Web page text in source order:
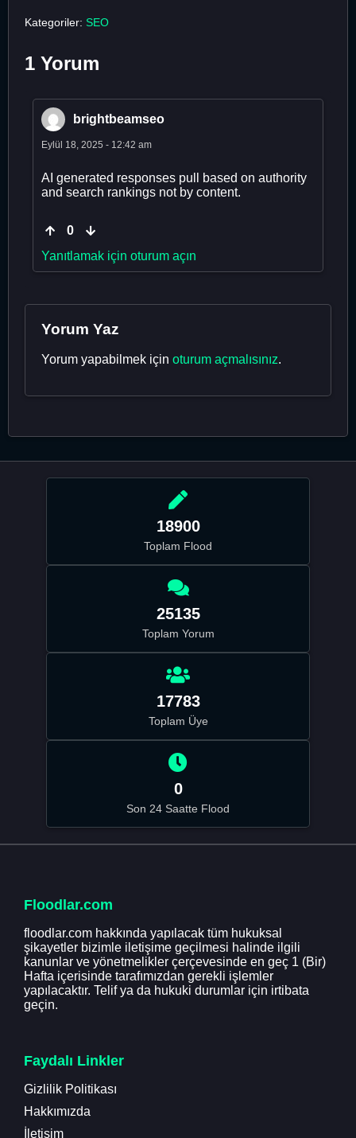
Kategoriler: SEO
1 Yorum
brightbeamseo
Eylül 18, 2025 - 12:42 am
AI generated responses pull based on authority
and search rankings not by content.
0
Yanıtlamak için oturum açın
Yorum Yaz
Yorum yapabilmek için oturum açmalısınız.
18900
Toplam Flood
25135
Toplam Yorum
17783
Toplam Üye
0
Son 24 Saatte Flood
Floodlar.com
floodlar.com hakkında yapılacak tüm hukuksal
şikayetler bizimle iletişime geçilmesi halinde ilgili
kanunlar ve yönetmelikler çerçevesinde en geç 1 (Bir)
Hafta içerisinde tarafımızdan gerekli işlemler
yapılacaktır. Telif ya da hukuki durumlar için irtibata
geçin.
Faydalı Linkler
Gizlilik Politikası
Hakkımızda
İletişim